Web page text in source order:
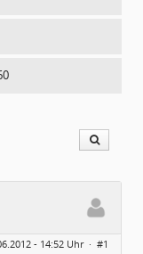
- 14:52 Uhr · #1